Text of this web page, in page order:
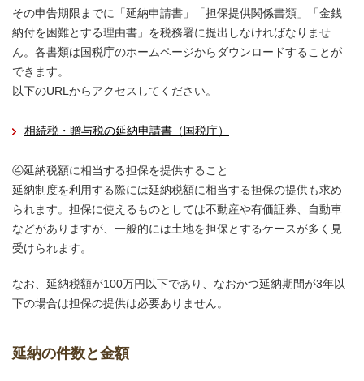
その申告期限までに「延納申請書」「担保提供関係書類」「金銭
納付を困難とする理由書」を税務署に提出しなければなりませ
ん。各書類は国税庁のホームページからダウンロードすることが
できます。
以下のURLからアクセスしてください。
相続税・贈与税の延納申請書（国税庁）
④延納税額に相当する担保を提供すること
延納制度を利用する際には延納税額に相当する担保の提供も求め
られます。担保に使えるものとしては不動産や有価証券、自動車
などがありますが、一般的には土地を担保とするケースが多く見
受けられます。
なお、延納税額が100万円以下であり、なおかつ延納期間が3年以
下の場合は担保の提供は必要ありません。
延納の件数と金額